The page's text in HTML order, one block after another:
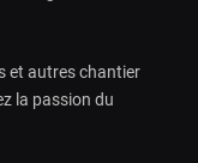
et autres chantier
la passion du